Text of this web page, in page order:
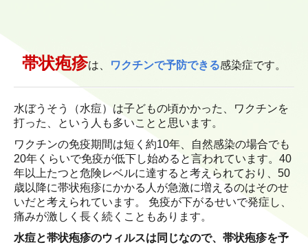
帯状疱疹は、 ワクチンで予防できる感染症です。
水ぼうそう（水痘）は子どもの頃かかった、ワクチンを
打った、という人も多いことと思います。
ワクチンの免疫期間は短く約10年、自然感染の場合でも
20年くらいで免疫が低下し始めると言われています。40
年以上たつと危険レベルに達すると考えられており、50
歳以降に帯状疱疹にかかる人が急激に増えるのはそのせ
いだと考えられています。 免疫が下がるせいで発症し、
痛みが激しく長く続くこともあります。
水痘と帯状疱疹のウィルスは同じなので、帯状疱疹を予